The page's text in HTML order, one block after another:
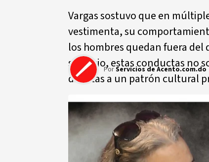
Vargas sostuvo que en
vestimenta, su
los hombres quedan fuera
su juicio, estas conductas no
directas a un patrón cultural
PorServicios de Acento.com.do